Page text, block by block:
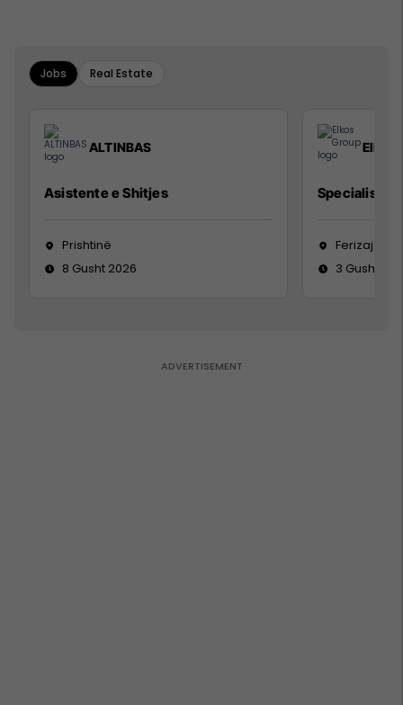
Jobs Real Estate
ALTINBAS
Asistente e Shitjes
Prishtinë
8 Gusht 2026
Elkos
Specialist
Ferizaj
3 Gusht